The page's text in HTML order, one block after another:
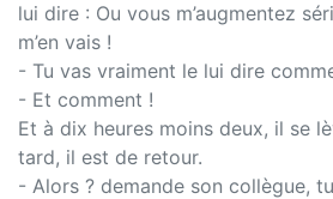
lui dire : Ou vous m’augmentez
m’en vais !
- Tu vas vraiment le lui dire
- Et comment !
Et à dix heures moins deux, il se
tard, il est de retour.
- Alors ? demande son collègue,